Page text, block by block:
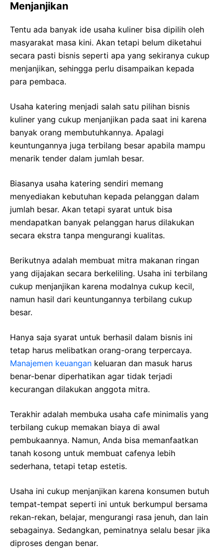
Menjanjikan
Tentu ada banyak ide usaha kuliner bisa dipilih oleh
masyarakat masa kini. Akan tetapi belum diketahui
secara pasti bisnis seperti apa yang sekiranya cukup
menjanjikan, sehingga perlu disampaikan kepada
para pembaca.
Usaha katering menjadi salah satu pilihan bisnis
kuliner yang cukup menjanjikan pada saat ini karena
banyak orang membutuhkannya. Apalagi
keuntungannya juga terbilang besar apabila mampu
menarik tender dalam jumlah besar.
Biasanya usaha katering sendiri memang
menyediakan kebutuhan kepada pelanggan dalam
jumlah besar. Akan tetapi syarat untuk bisa
mendapatkan banyak pelanggan harus dilakukan
secara ekstra tanpa mengurangi kualitas.
Berikutnya adalah membuat mitra makanan ringan
yang dijajakan secara berkeliling. Usaha ini terbilang
cukup menjanjikan karena modalnya cukup kecil,
namun hasil dari keuntungannya terbilang cukup
besar.
Hanya saja syarat untuk berhasil dalam bisnis ini
tetap harus melibatkan orang-orang terpercaya.
Manajemen keuangan keluaran dan masuk harus
benar-benar diperhatikan agar tidak terjadi
kecurangan dilakukan anggota mitra.
Terakhir adalah membuka usaha cafe minimalis yang
terbilang cukup memakan biaya di awal
pembukaannya. Namun, Anda bisa memanfaatkan
tanah kosong untuk membuat cafenya lebih
sederhana, tetapi tetap estetis.
Usaha ini cukup menjanjikan karena konsumen butuh
tempat-tempat seperti ini untuk berkumpul bersama
rekan-rekan, belajar, mengurangi rasa jenuh, dan lain
sebagainya. Sedangkan, peminatnya selalu besar jika
diproses dengan benar.